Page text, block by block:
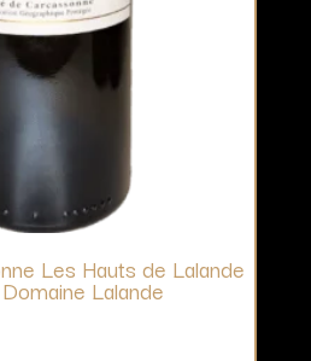
Les Hauts de Lalande
Lalande